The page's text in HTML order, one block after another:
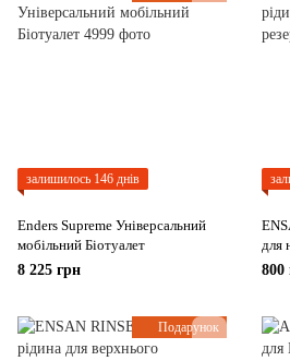
залишилось 146 днів
Enders Supreme Універсальний
мобільний Біотуалет
8 225 грн
для
800
Подарунок